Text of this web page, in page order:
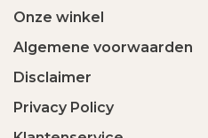
Onze winkel
Algemene voorwaarden
Disclaimer
Privacy Policy